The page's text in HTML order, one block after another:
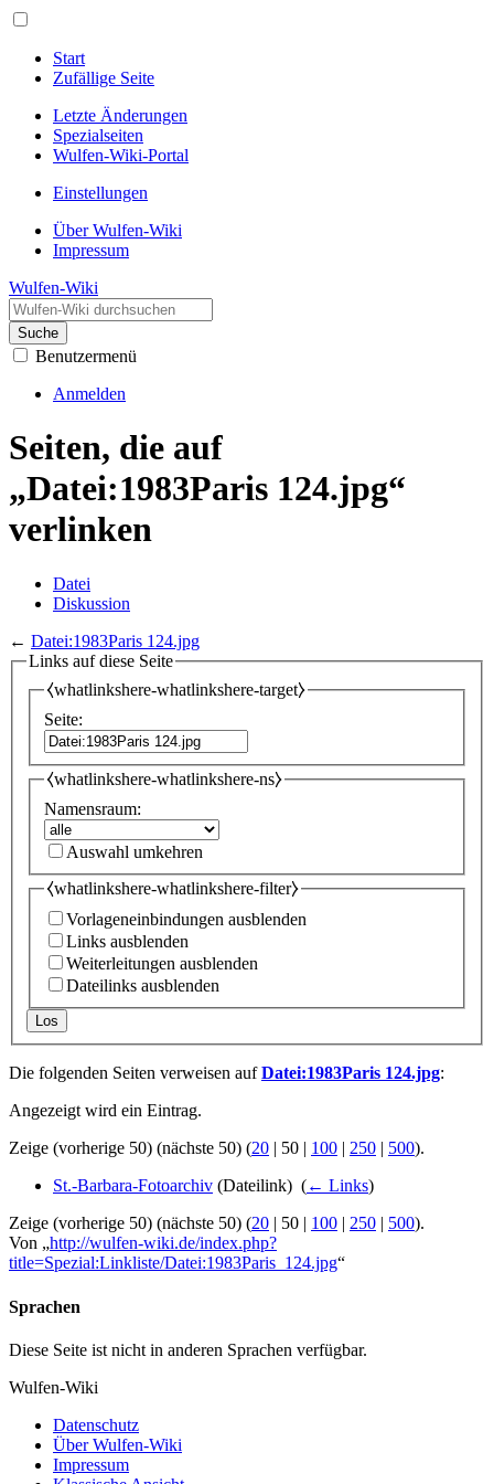
Start
Zufällige Seite
Letzte Änderungen
Spezialseiten
Wulfen-Wiki-Portal
Einstellungen
Über Wulfen-Wiki
Impressum
Wulfen-Wiki
Suche
Benutzermenü
Anmelden
Seiten, die auf
„Datei:1983Paris 124.jpg“
verlinken
Datei
Diskussion
← Datei:1983Paris 124.jpg
Links auf diese Seite
⧼whatlinkshere-whatlinkshere-target⧽
Seite:
⧼whatlinkshere-whatlinkshere-ns⧽
Namensraum:
Auswahl umkehren
⧼whatlinkshere-whatlinkshere-filter⧽
Vorlageneinbindungen ausblenden
Links ausblenden
Weiterleitungen ausblenden
Dateilinks ausblenden
Los
Die folgenden Seiten verweisen aufDatei:1983Paris 124.jpg:
Angezeigt wird ein Eintrag.
Zeige (vorherige 50) (nächste 50) (20 | 50 | 100 | 250 | 500).
St.-Barbara-Fotoarchiv (Dateilink) ‎ (← Links)
Zeige (vorherige 50) (nächste 50) (20 | 50 | 100 | 250 | 500).
Von „http://wulfen-wiki.de/index.php?
title=Spezial:Linkliste/Datei:1983Paris_124.jpg“
Sprachen
Diese Seite ist nicht in anderen Sprachen verfügbar.
Wulfen-Wiki
Datenschutz
Über Wulfen-Wiki
Impressum